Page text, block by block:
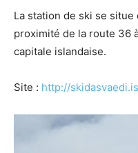
La station de ski se
proximité de la route 36
capitale islandaise.
Site : http://